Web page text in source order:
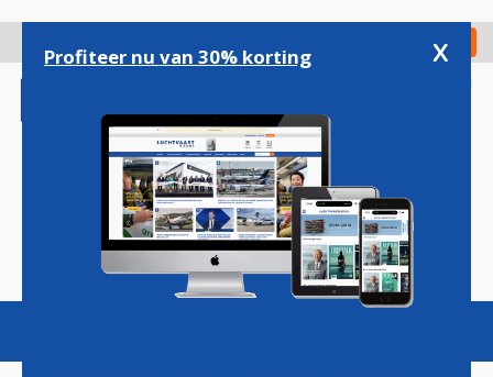
gaan
Check in
Magazine Podcasts Vacatures
Profiteer nu van 30% korting x